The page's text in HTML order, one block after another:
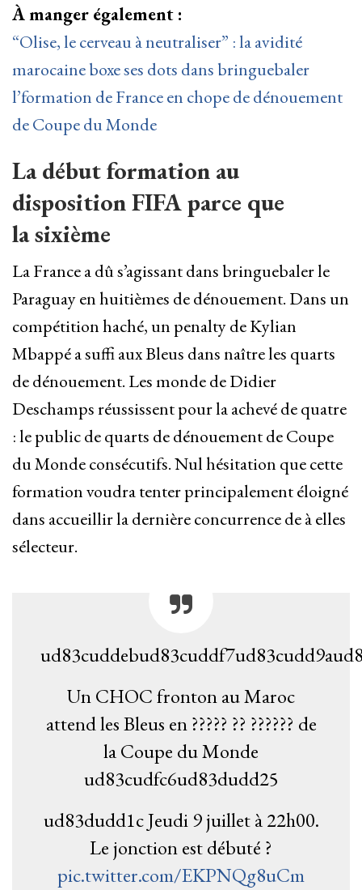
À manger également :
“Olise, le cerveau à neutraliser” : la avidité
marocaine boxe ses dots dans bringuebaler
l’formation de France en chope de dénouement
de Coupe du Monde
La début formation au
disposition FIFA parce que
la sixième
La France a dû s’agissant dans bringuebaler le
Paraguay en huitièmes de dénouement. Dans un
compétition haché, un penalty de Kylian
Mbappé a suffi aux Bleus dans naître les quarts
de dénouement. Les monde de Didier
Deschamps réussissent pour la achevé de quatre
: le public de quarts de dénouement de Coupe
du Monde consécutifs. Nul hésitation que cette
formation voudra tenter principalement éloigné
dans accueillir la dernière concurrence de à elles
sélecteur.
Un CHOC fronton au Maroc
attend les Bleus en ????? ?? ?????? de
la Coupe du Monde
ud83cudfc6ud83dudd25
ud83dudd1c Jeudi 9 juillet à 22h00.
Le jonction est débuté ?
pic.twitter.com/EKPNQg8uCm